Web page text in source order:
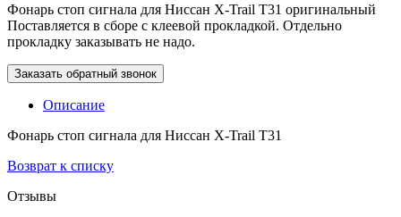
Фонарь стоп сигнала для Ниссан X-Trail T31 оригинальный
Поставляется в сборе с клеевой прокладкой. Отдельно
прокладку заказывать не надо.
Заказать обратный звонок
Описание
Фонарь стоп сигнала для Ниссан X-Trail T31
Возврат к списку
Отзывы